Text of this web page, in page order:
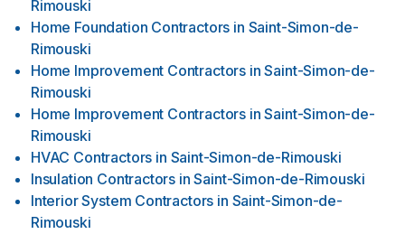
Rimouski
Home Foundation Contractors in Saint-Simon-de-
Rimouski
Home Improvement Contractors in Saint-Simon-de-
Rimouski
Home Improvement Contractors in Saint-Simon-de-
Rimouski
HVAC Contractors in Saint-Simon-de-Rimouski
Insulation Contractors in Saint-Simon-de-Rimouski
Interior System Contractors in Saint-Simon-de-
Rimouski